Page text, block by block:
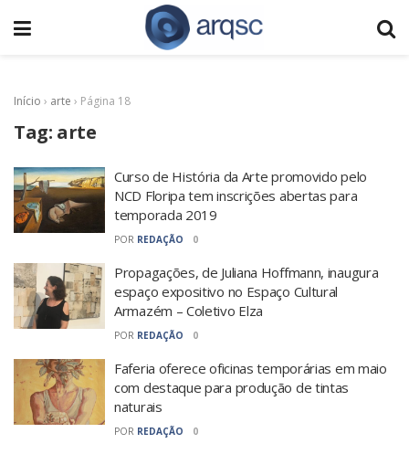
Início › arte › Página 18
Tag: arte
Curso de História da Arte promovido pelo
NCD Floripa tem inscrições abertas para
temporada 2019
POR REDAÇÃO 0
Propagações, de Juliana Hoffmann, inaugura
espaço expositivo no Espaço Cultural
Armazém – Coletivo Elza
POR REDAÇÃO 0
Faferia oferece oficinas temporárias em maio
com destaque para produção de tintas
naturais
POR REDAÇÃO 0